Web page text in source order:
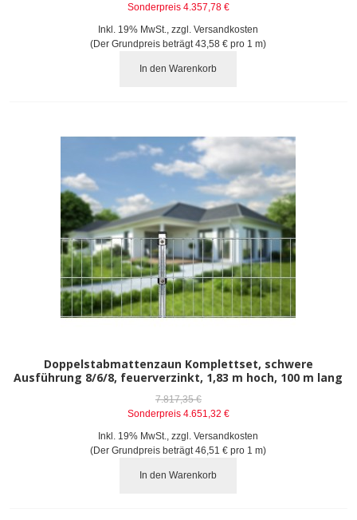
Sonderpreis 4.357,78 €
Inkl. 19% MwSt.
,zzgl.Versandkosten
(Der Grundpreis beträgt43,58 € pro 1 m)
In den Warenkorb
Doppelstabmattenzaun Komplettset, schwere
Ausführung 8/6/8, feuerverzinkt, 1,83 m hoch, 100 m lang
7.817,35 €
Sonderpreis 4.651,32 €
Inkl. 19% MwSt.
,zzgl.Versandkosten
(Der Grundpreis beträgt46,51 € pro 1 m)
In den Warenkorb